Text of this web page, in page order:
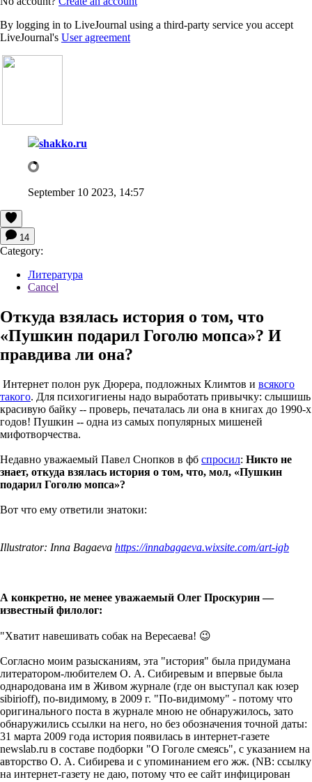
By logging in to LiveJournal using a third-party service you accept
LiveJournal's User agreement
shakko.ru
September 10 2023, 14:57
14
Category:
Литература
Cancel
Откуда взялась история о том, что
«Пушкин подарил Гоголю мопса»? И
правдива ли она?
Интернет полон рук Дюрера, подложных Климтов и всякого
такого. Для психогигиены надо выработать привычку: слышишь
красивую байку -- проверь, печаталась ли она в книгах до 1990-х
годов! Пушкин -- одна из самых популярных мишеней
мифотворчества.
Недавно уважаемый Павел Снопков в фб спросил: Никто не
знает, откуда взялась история о том, что, мол, «Пушкин
подарил Гоголю мопса»?
Вот что ему ответили знатоки:
Illustrator: Inna Bagaeva https://innabagaeva.wixsite.com/art-igb
А конкретно, не менее уважаемый Олег Проскурин —
известный филолог:
"Хватит навешивать собак на Вересаева! 😉
Согласно моим разысканиям, эта "история" была придумана
литератором-любителем О. А. Сибиревым и впервые была
однародована им в Живом журнале (где он выступал как юзер
sibirioff), по-видимому, в 2009 г. "По-видимому" - потому что
оригинального поста в журнале мною не обнаружилось, зато
обнаружились ссылки на него, но без обозначения точной даты:
31 марта 2009 года история появилась в интернет-газете
newslab.ru в составе подборки "О Гоголе смеясь", с указанием на
авторство О. А. Сибирева и с упоминанием его жж. (NB: ссылку
на интернет-газету не даю, потому что ее сайт инфицирован